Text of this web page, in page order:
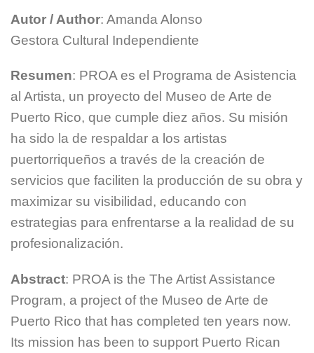
Autor / Author: Amanda Alonso
Gestora Cultural Independiente
Resumen: PROA es el Programa de Asistencia
al Artista, un proyecto del Museo de Arte de
Puerto Rico, que cumple diez años. Su misión
ha sido la de respaldar a los artistas
puertorriqueños a través de la creación de
servicios que faciliten la producción de su obra y
maximizar su visibilidad, educando con
estrategias para enfrentarse a la realidad de su
profesionalización.
Abstract: PROA is the The Artist Assistance
Program, a project of the Museo de Arte de
Puerto Rico that has completed ten years now.
Its mission has been to support Puerto Rican